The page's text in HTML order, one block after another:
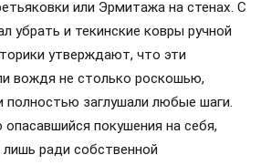
или Эрмитажа на стенах. С
убрать и текинские ковры ручной
утверждают, что эти
вождя не столько роскошью,
полностью заглушали любые шаги.
покушения на себя,
ради собственной